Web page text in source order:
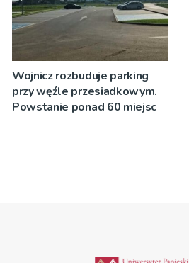
Wojnicz rozbuduje parking
przy węźle przesiadkowym.
Powstanie ponad 60 miejsc